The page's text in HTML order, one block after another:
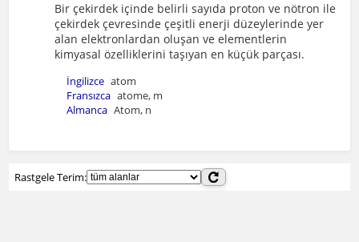
Bir çekirdek içinde belirli sayıda proton ve nötron ile
çekirdek çevresinde çeşitli enerji düzeylerinde yer
alan elektronlardan oluşan ve elementlerin
kimyasal özelliklerini taşıyan en küçük parçası.
İngilizce atom
Fransızca atome, m
Almanca Atom, n
Rastgele Terim: